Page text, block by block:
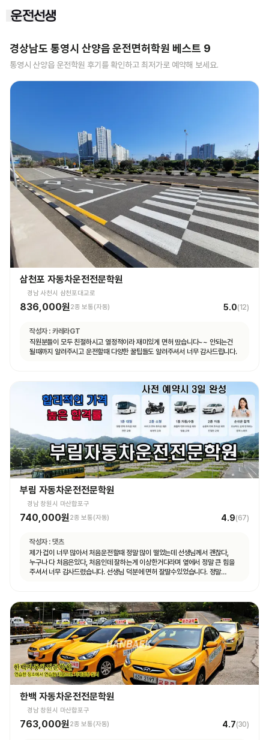
경상남도 통영시 산양읍운전면허학원 베스트 9
통영시 산양읍 운전학원 후기를 확인하고 최저가로 예약해 보세요.
삼천포 자동차운전전문학원
경남 사천시 삼천포대교로
836,000원 2종 보통(자동) 5.0(12)
작성자 : 카레라GT
직원분들이 모두 친절하시고 열정적이라 재미있게 면허 땄습니다~~ 안되는건
될때까지 알려주시고 운전할때 다양한 꿀팁들도 알려주셔서 너무 감사드립니다.
부림 자동차운전전문학원
경남 창원시 마산합포구
740,000원 2종 보통(자동) 4.9(67)
작성자 : 댓츠
제가 겁이 너무 많아서 처음운전할때 정말 많이 떨었는데 선생님께서 괜찮다,
누구나 다 처음은있다, 처음인데 잘하는게 이상한거다라며 옆에서 정말 큰 힘을
주셔서 너무 감사드렸습니다. 선생님 덕분에 면허 잘딸수있었습니다. 정말
한백 자동차운전전문학원
경남 창원시 마산합포구
763,000원2종 보통(자동) 4.7(30)